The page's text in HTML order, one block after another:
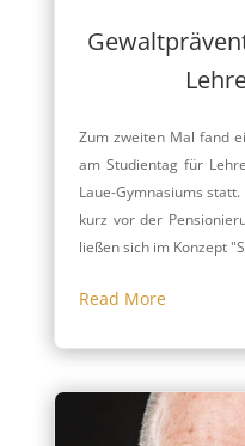
Zum zweiten Mal fand
am Studientag für
Laue-Gymnasiums
kurz vor der
ließen sich im Konzept
Read More